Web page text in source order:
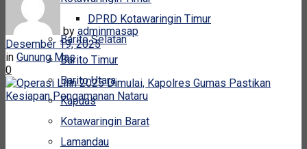
DPRD Kotawaringin Timur
Barito Selatan
Barito Timur
Barito Utara
Kapuas
Kotawaringin Barat
Lamandau
by adminmasap
Desember 19, 2025
in Gunung Mas
0